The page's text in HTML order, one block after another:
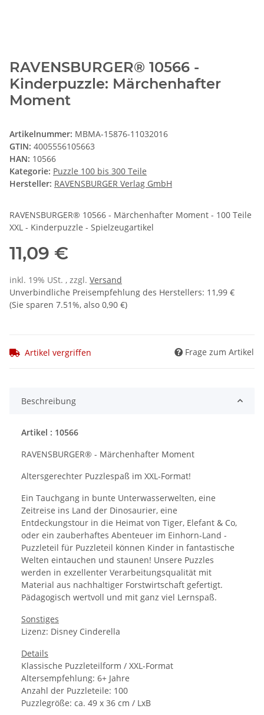
RAVENSBURGER® 10566 -
Kinderpuzzle: Märchenhafter
Moment
Artikelnummer: MBMA-15876-11032016
GTIN: 4005556105663
HAN: 10566
Kategorie: Puzzle 100 bis 300 Teile
Hersteller: RAVENSBURGER Verlag GmbH
RAVENSBURGER® 10566 - Märchenhafter Moment - 100 Teile
XXL - Kinderpuzzle - Spielzeugartikel
11,09 €
inkl. 19% USt. , zzgl. Versand
Unverbindliche Preisempfehlung des Herstellers: 11,99 €
(Sie sparen 7.51%, also 0,90 €)
Artikel vergriffen Frage zum Artikel
Beschreibung
Artikel : 10566
RAVENSBURGER® - Märchenhafter Moment
Altersgerechter Puzzlespaß im XXL-Format!
Ein Tauchgang in bunte Unterwasserwelten, eine
Zeitreise ins Land der Dinosaurier, eine
Entdeckungstour in die Heimat von Tiger, Elefant & Co,
oder ein zauberhaftes Abenteuer im Einhorn-Land -
Puzzleteil für Puzzleteil können Kinder in fantastische
Welten eintauchen und staunen! Unsere Puzzles
werden in exzellenter Verarbeitungsqualität mit
Material aus nachhaltiger Forstwirtschaft gefertigt.
Pädagogisch wertvoll und mit ganz viel Lernspaß.
Sonstiges
Lizenz: Disney Cinderella
Details
Klassische Puzzleteilform / XXL-Format
Altersempfehlung: 6+ Jahre
Anzahl der Puzzleteile: 100
Puzzlegröße: ca. 49 x 36 cm / LxB